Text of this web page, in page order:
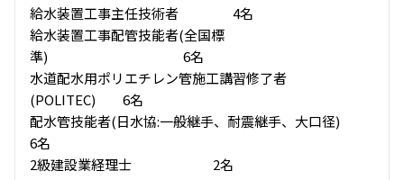
給水装置工事主任技術者 4名
給水装置工事配管技能者(全国標
準) 6名
水道配水用ポリエチレン管施工講習修了者
(POLITEC) 6名
配水管技能者(日水協:一般継手、耐震継手、大口径)
6名
2級建設業経理士 2名